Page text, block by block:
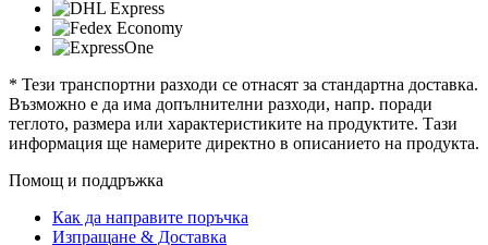
* Тези транспортни разходи се отнасят за стандартна доставка.
Възможно е да има допълнителни разходи, напр. поради
теглото, размера или характеристиките на продуктите. Тази
информация ще намерите директно в описанието на продукта.
Помощ и поддръжка
Как да направите поръчка
Изпращане & Доставка